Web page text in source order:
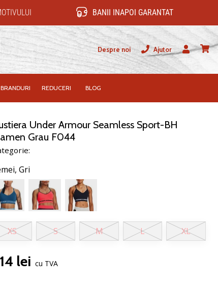
BANII INAPOI GARANTAT
Despre noi
Ajutor
Utilizator
BRANDURI REDUCERI BLOG
Under Armour Seamless Sport-BH
Grau F044
Gri
XS S M L XL
lei cu TVA